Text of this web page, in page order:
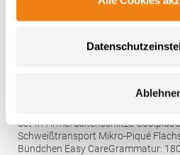
Bratislava Slowakei E-Mail:
W475 Henbury Herren
Set-In-Ärmel Seitenschlitze Coolplus®-Polyester für optimalen
Schweißtransport Mikro-Piqué Flachstrick-Kragen und -
Bündchen Easy CareGrammatur: 180